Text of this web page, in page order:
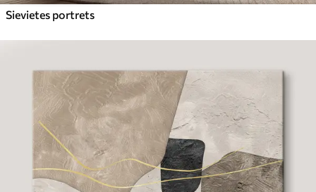
Sievietes portrets